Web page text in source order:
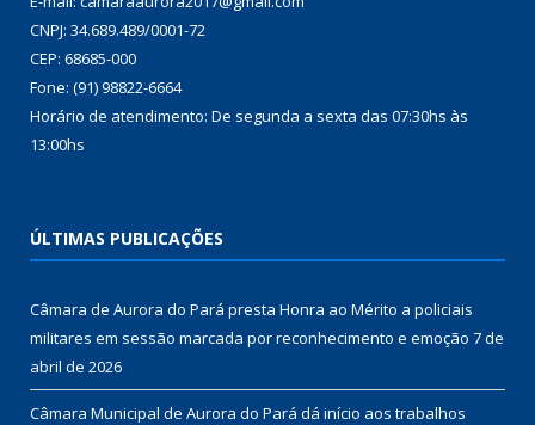
CNPJ: 34.689.489/0001-72
CEP: 68685-000
Fone: (91) 98822-6664
Horário de atendimento: De segunda a sexta das 07:30hs às
13:00hs
ÚLTIMAS PUBLICAÇÕES
Câmara de Aurora do Pará presta Honra ao Mérito a policiais
militares em sessão marcada por reconhecimento e emoção 7 de
abril de 2026
Câmara Municipal de Aurora do Pará dá início aos trabalhos